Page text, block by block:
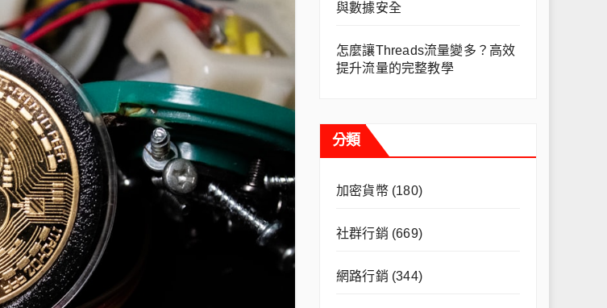
與數據安全
怎麼讓Threads流量變多？高效
提升流量的完整教學
分類
加密貨幣(180)
社群行銷 (669)
網路行銷 (344)